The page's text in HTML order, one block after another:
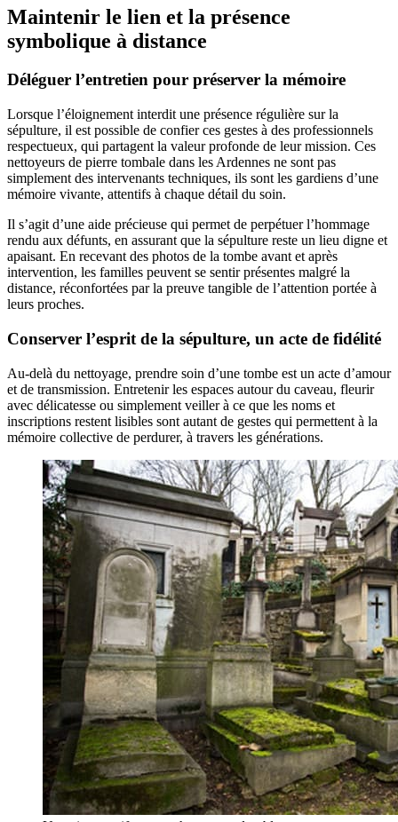
Maintenir le lien et la présence
symbolique à distance
Déléguer l’entretien pour préserver la mémoire
Lorsque l’éloignement interdit une présence régulière sur la
sépulture, il est possible de confier ces gestes à des professionnels
respectueux, qui partagent la valeur profonde de leur mission. Ces
nettoyeurs de pierre tombale dans les Ardennes ne sont pas
simplement des intervenants techniques, ils sont les gardiens d’une
mémoire vivante, attentifs à chaque détail du soin.
Il s’agit d’une aide précieuse qui permet de perpétuer l’hommage
rendu aux défunts, en assurant que la sépulture reste un lieu digne et
apaisant. En recevant des photos de la tombe avant et après
intervention, les familles peuvent se sentir présentes malgré la
distance, réconfortées par la preuve tangible de l’attention portée à
leurs proches.
Conserver l’esprit de la sépulture, un acte de fidélité
Au-delà du nettoyage, prendre soin d’une tombe est un acte d’amour
et de transmission. Entretenir les espaces autour du caveau, fleurir
avec délicatesse ou simplement veiller à ce que les noms et
inscriptions restent lisibles sont autant de gestes qui permettent à la
mémoire collective de perdurer, à travers les générations.